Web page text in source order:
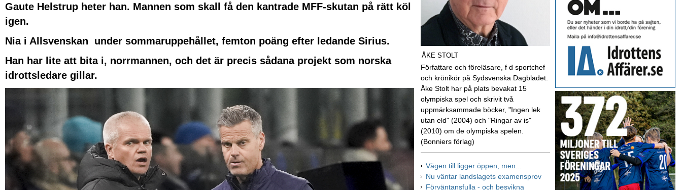
Gaute Helstrup heter han. Mannen som skall få den kantrade MFF-skutan på rätt köl
igen.
Nia i Allsvenskan under sommaruppehållet, femton poäng efter ledande Sirius.
Han har lite att bita i, norrmannen, och det är precis sådana projekt som norska
idrottsledare gillar.
ÅKE STOLT
Författare och föreläsare, f d sportchef
och krönikör på Sydsvenska Dagbladet.
Åke Stolt har på plats bevakat 15
olympiska spel och skrivit två
uppmärksammade böcker, "Ingen lek
utan eld" (2004) och "Ringar av is"
(2010) om de olympiska spelen.
(Bonniers förlag)
Vägen till ligger öppen, men...
Nu väntar landslagets examensprov
Förväntansfulla - och besvikna